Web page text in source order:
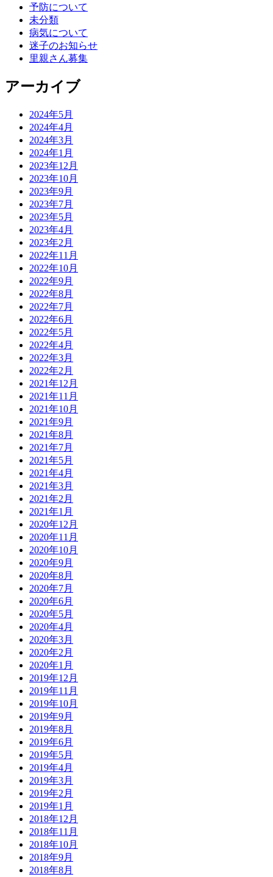
予防について
未分類
病気について
迷子のお知らせ
里親さん募集
アーカイブ
2024年5月
2024年4月
2024年3月
2024年1月
2023年12月
2023年10月
2023年9月
2023年7月
2023年5月
2023年4月
2023年2月
2022年11月
2022年10月
2022年9月
2022年8月
2022年7月
2022年6月
2022年5月
2022年4月
2022年3月
2022年2月
2021年12月
2021年11月
2021年10月
2021年9月
2021年8月
2021年7月
2021年5月
2021年4月
2021年3月
2021年2月
2021年1月
2020年12月
2020年11月
2020年10月
2020年9月
2020年8月
2020年7月
2020年6月
2020年5月
2020年4月
2020年3月
2020年2月
2020年1月
2019年12月
2019年11月
2019年10月
2019年9月
2019年8月
2019年6月
2019年5月
2019年4月
2019年3月
2019年2月
2019年1月
2018年12月
2018年11月
2018年10月
2018年9月
2018年8月